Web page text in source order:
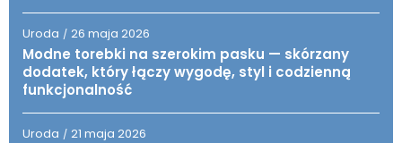
Uroda / 26 maja 2026
Modne torebki na szerokim pasku — skórzany
dodatek, który łączy wygodę, styl i codzienną
funkcjonalność
Uroda / 21 maja 2026